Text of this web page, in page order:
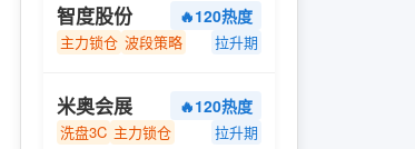
智度股份 🔥120热度
主力锁仓 波段策略 拉升期
米奥会展 🔥120热度
洗盘3C 主力锁仓 拉升期